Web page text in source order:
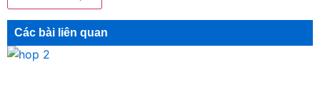
Các bài liên quan